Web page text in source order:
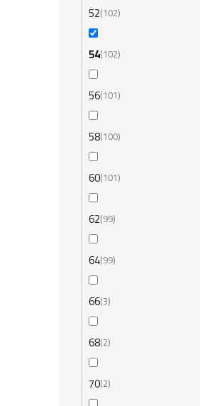
52 102
54 102
56 101
58 100
60 101
62 99
64 99
663
68 2
70 2